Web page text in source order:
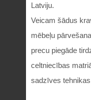
Latviju.
Veicam šādus
mēbeļu pārvešana
precu piegāde
celtniecības
sadzīves